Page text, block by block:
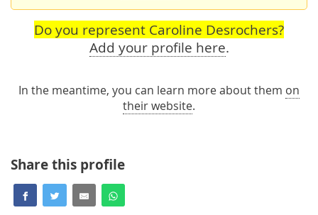
Do you represent Caroline Desrochers?
Add your profile here.
In the meantime, you can learn more about them on
their website.
Share this profile